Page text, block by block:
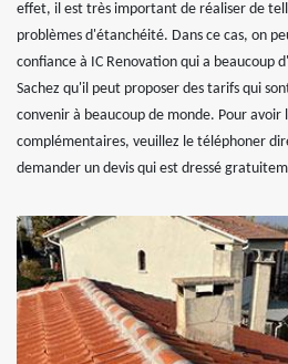
effet, il est très important de réaliser de
problèmes d'étanchéité. Dans ce cas, on
confiance à IC Renovation qui a beaucoup
Sachez qu'il peut proposer des tarifs qui
convenir à beaucoup de monde. Pour avoir
complémentaires, veuillez le téléphoner
demander un devis qui est dressé